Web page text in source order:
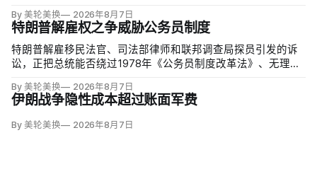
By 美轮美换 2026年8月7日
特朗普解雇权之争威胁公务员制度
特朗普解雇移民法官、司法部律师和联邦调查局探员引发的诉
讼，正把总统能否绕过1978年《公务员制度改革法》、无理由
天将全院审理两名前移民法官梅根·杰克勒（Megan Jackler）
和布兰登·贾罗赫（Brandon Jaroc…
By 美轮美换 2026年8月7日
伊朗战争隐性成本超过账面军费
By 美轮美换 2026年8月7日